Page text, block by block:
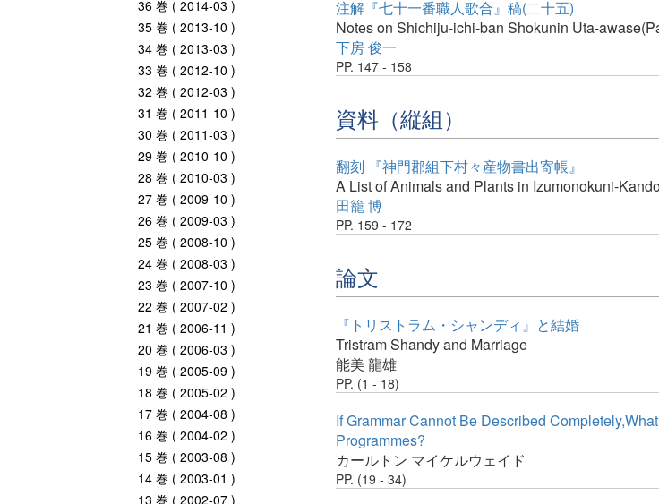
36 巻 ( 2014-03 )
35 巻 ( 2013-10 )
34 巻 ( 2013-03 )
33 巻 ( 2012-10 )
32 巻 ( 2012-03 )
31 巻 ( 2011-10 )
30 巻 ( 2011-03 )
29 巻 ( 2010-10 )
28 巻 ( 2010-03 )
27 巻 ( 2009-10 )
26 巻 ( 2009-03 )
25 巻 ( 2008-10 )
24 巻 ( 2008-03 )
23 巻 ( 2007-10 )
22 巻 ( 2007-02 )
21 巻 ( 2006-11 )
20 巻 ( 2006-03 )
19 巻 ( 2005-09 )
18 巻 ( 2005-02 )
17 巻 ( 2004-08 )
16 巻 ( 2004-02 )
15 巻 ( 2003-08 )
14 巻 ( 2003-01 )
13 巻 ( 2002-07 )
注解『七十一番職人歌合』稿(二十五)
Notes on Shichiju-ichi-ban Shokunin Uta-
下房 俊一
PP. 147 - 158
資料（縦組）
翻刻 『神門郡組下村々産物書出寄帳』
A List of Animals and Plants in Izumonokuni-
田籠 博
PP. 159 - 172
論文
『トリストラム・シャンディ』と結婚
Tristram Shandy and Marriage
能美 龍雄
PP. (1 - 18)
If Grammar Cannot Be Described
Programmes?
カールトン マイケルウェイド
PP. (19 - 34)